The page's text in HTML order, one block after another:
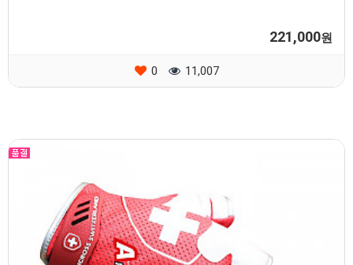
221,000원
0 11,007